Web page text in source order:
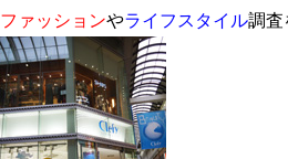
ファッションやライフスタイル調査